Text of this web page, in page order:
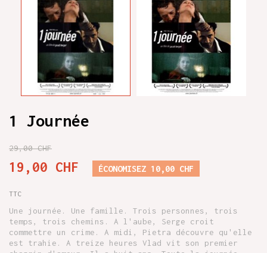
1 Journée
29,00 CHF
19,00 CHF ÉCONOMISEZ 10,00 CHF
TTC
Une journée. Une famille. Trois personnes, trois
temps, trois chemins. A l'aube, Serge croit
commettre un crime. A midi, Pietra découvre qu'elle
est trahie. A treize heures Vlad vit son premier